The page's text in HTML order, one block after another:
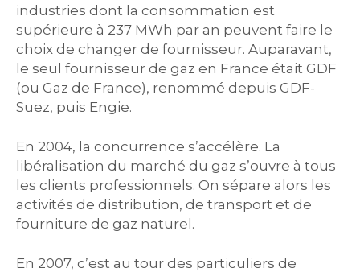
industries dont la consommation est
supérieure à 237 MWh par an peuvent faire le
choix de changer de fournisseur. Auparavant,
le seul fournisseur de gaz en France était GDF
(ou Gaz de France), renommé depuis GDF-
Suez, puis Engie.
En 2004, la concurrence s’accélère. La
libéralisation du marché du gaz s’ouvre à tous
les clients professionnels. On sépare alors les
activités de distribution, de transport et de
fourniture de gaz naturel.
En 2007, c’est au tour des particuliers de